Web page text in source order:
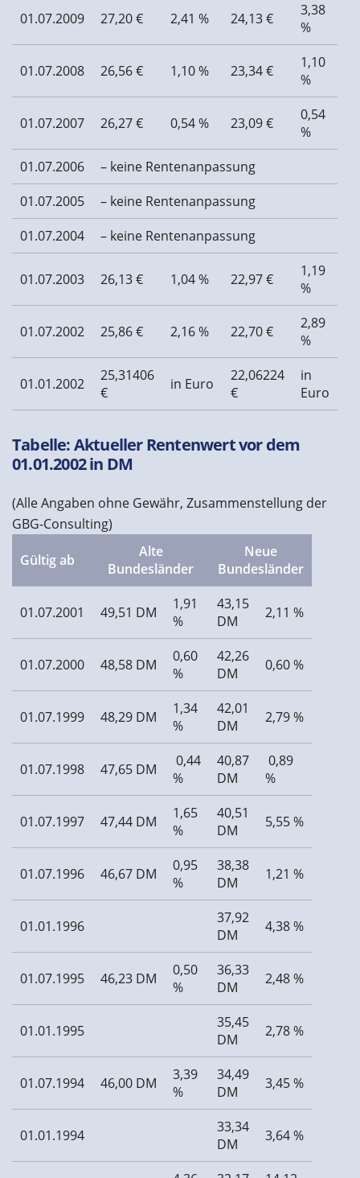
01.07.2009 27,20 € 2,41 % 24,13 €
3,38
%
01.07.2008 26,56 € 1,10 % 23,34 €
1,10
%
01.07.2007 26,27 € 0,54 % 23,09 €
0,54
%
01.07.2006
– keine Rentenanpassung
01.07.2005
– keine Rentenanpassung
01.07.2004
– keine Rentenanpassung
01.07.2003 26,13 € 1,04 % 22,97 €
1,19
%
01.07.2002 25,86 € 2,16 % 22,70 €
2,89
%
01.01.2002
25,31406
€
in Euro
22,06224
€
in
Euro
Tabelle: Aktueller Rentenwert vor dem
01.01.2002 in DM
(Alle Angaben ohne Gewähr, Zusammenstellung der
GBG-Consulting)
Gültig ab
Alte
Bundesländer
Neue
Bundesländer
01.07.2001 49,51 DM
1,91
%
43,15
DM
2,11 %
01.07.2000 48,58 DM
0,60
%
42,26
DM
0,60 %
01.07.1999 48,29 DM
1,34
%
42,01
DM
2,79 %
01.07.1998 47,65 DM
0,44
%
40,87
DM
0,89
%
01.07.1997 47,44 DM
1,65
%
40,51
DM
5,55 %
01.07.1996 46,67 DM
0,95
%
38,38
DM
1,21 %
01.01.1996
37,92
DM
4,38 %
01.07.1995 46,23 DM
0,50
%
36,33
DM
2,48 %
01.01.1995
35,45
DM
2,78 %
01.07.1994 46,00 DM
3,39
%
34,49
DM
3,45 %
01.01.1994
33,34
DM
3,64 %